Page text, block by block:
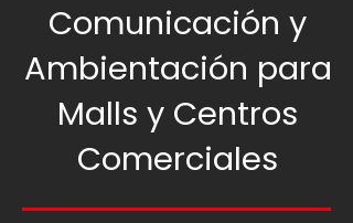
Comunicación y
Ambientación para
Malls y Centros
Comerciales